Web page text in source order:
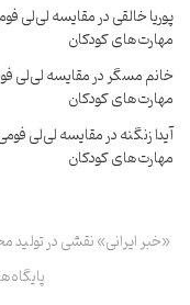
پوریا خالقیدرمقایسه لی‌لی
مهارت‌های کودکان
خانم مسگردرمقایسه لی‌لی
مهارت‌های کودکان
آیدا زنگنهدرمقایسه لی‌لی
مهارت‌های کودکان
«خبر ایرانی» نقشی در تولید